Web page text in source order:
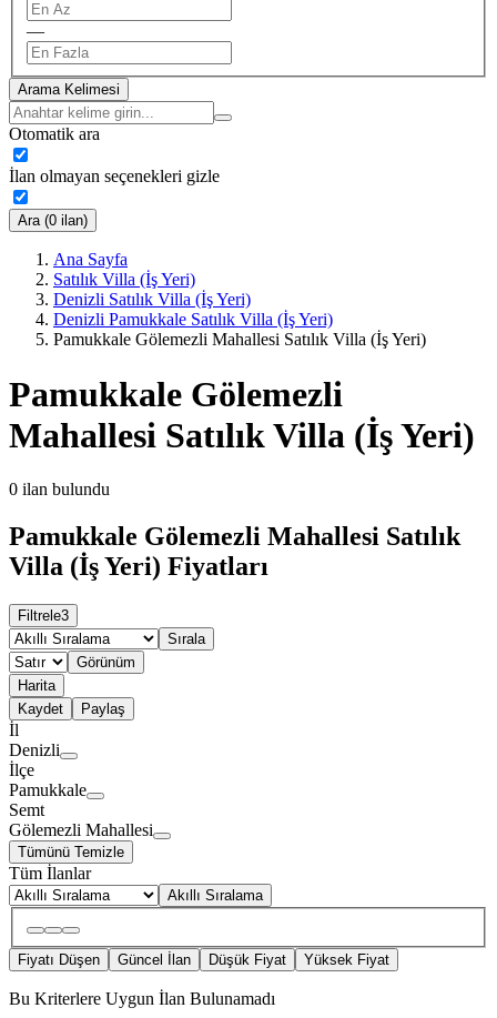
—
Arama Kelimesi
Otomatik ara
İlan olmayan seçenekleri gizle
Ara (0 ilan)
Ana Sayfa
Satılık Villa (İş Yeri)
Denizli Satılık Villa (İş Yeri)
Denizli Pamukkale Satılık Villa (İş Yeri)
Pamukkale Gölemezli Mahallesi Satılık Villa (İş Yeri)
Pamukkale Gölemezli
Mahallesi Satılık Villa (İş Yeri)
0 ilan bulundu
Pamukkale Gölemezli Mahallesi Satılık
Villa (İş Yeri) Fiyatları
Filtrele3
Sırala
Görünüm
Harita
Kaydet
Paylaş
İl
Denizli
İlçe
Pamukkale
Semt
Gölemezli Mahallesi
Tümünü Temizle
Tüm İlanlar
Akıllı Sıralama
Fiyatı Düşen Güncel İlan Düşük Fiyat Yüksek Fiyat
Bu Kriterlere Uygun İlan Bulunamadı